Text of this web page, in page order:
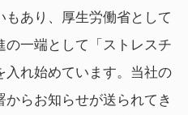
あり、厚生労働省として
の一端として「ストレスチ
入れ始めています。当社の
らお知らせが送られてき